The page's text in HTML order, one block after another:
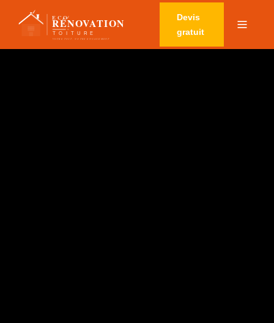
Devis
gratuit